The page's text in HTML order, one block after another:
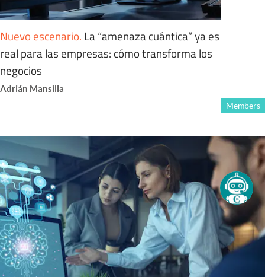
Nuevo escenario. La “amenaza cuántica” ya es
real para las empresas: cómo transforma los
negocios
Adrián Mansilla
Members